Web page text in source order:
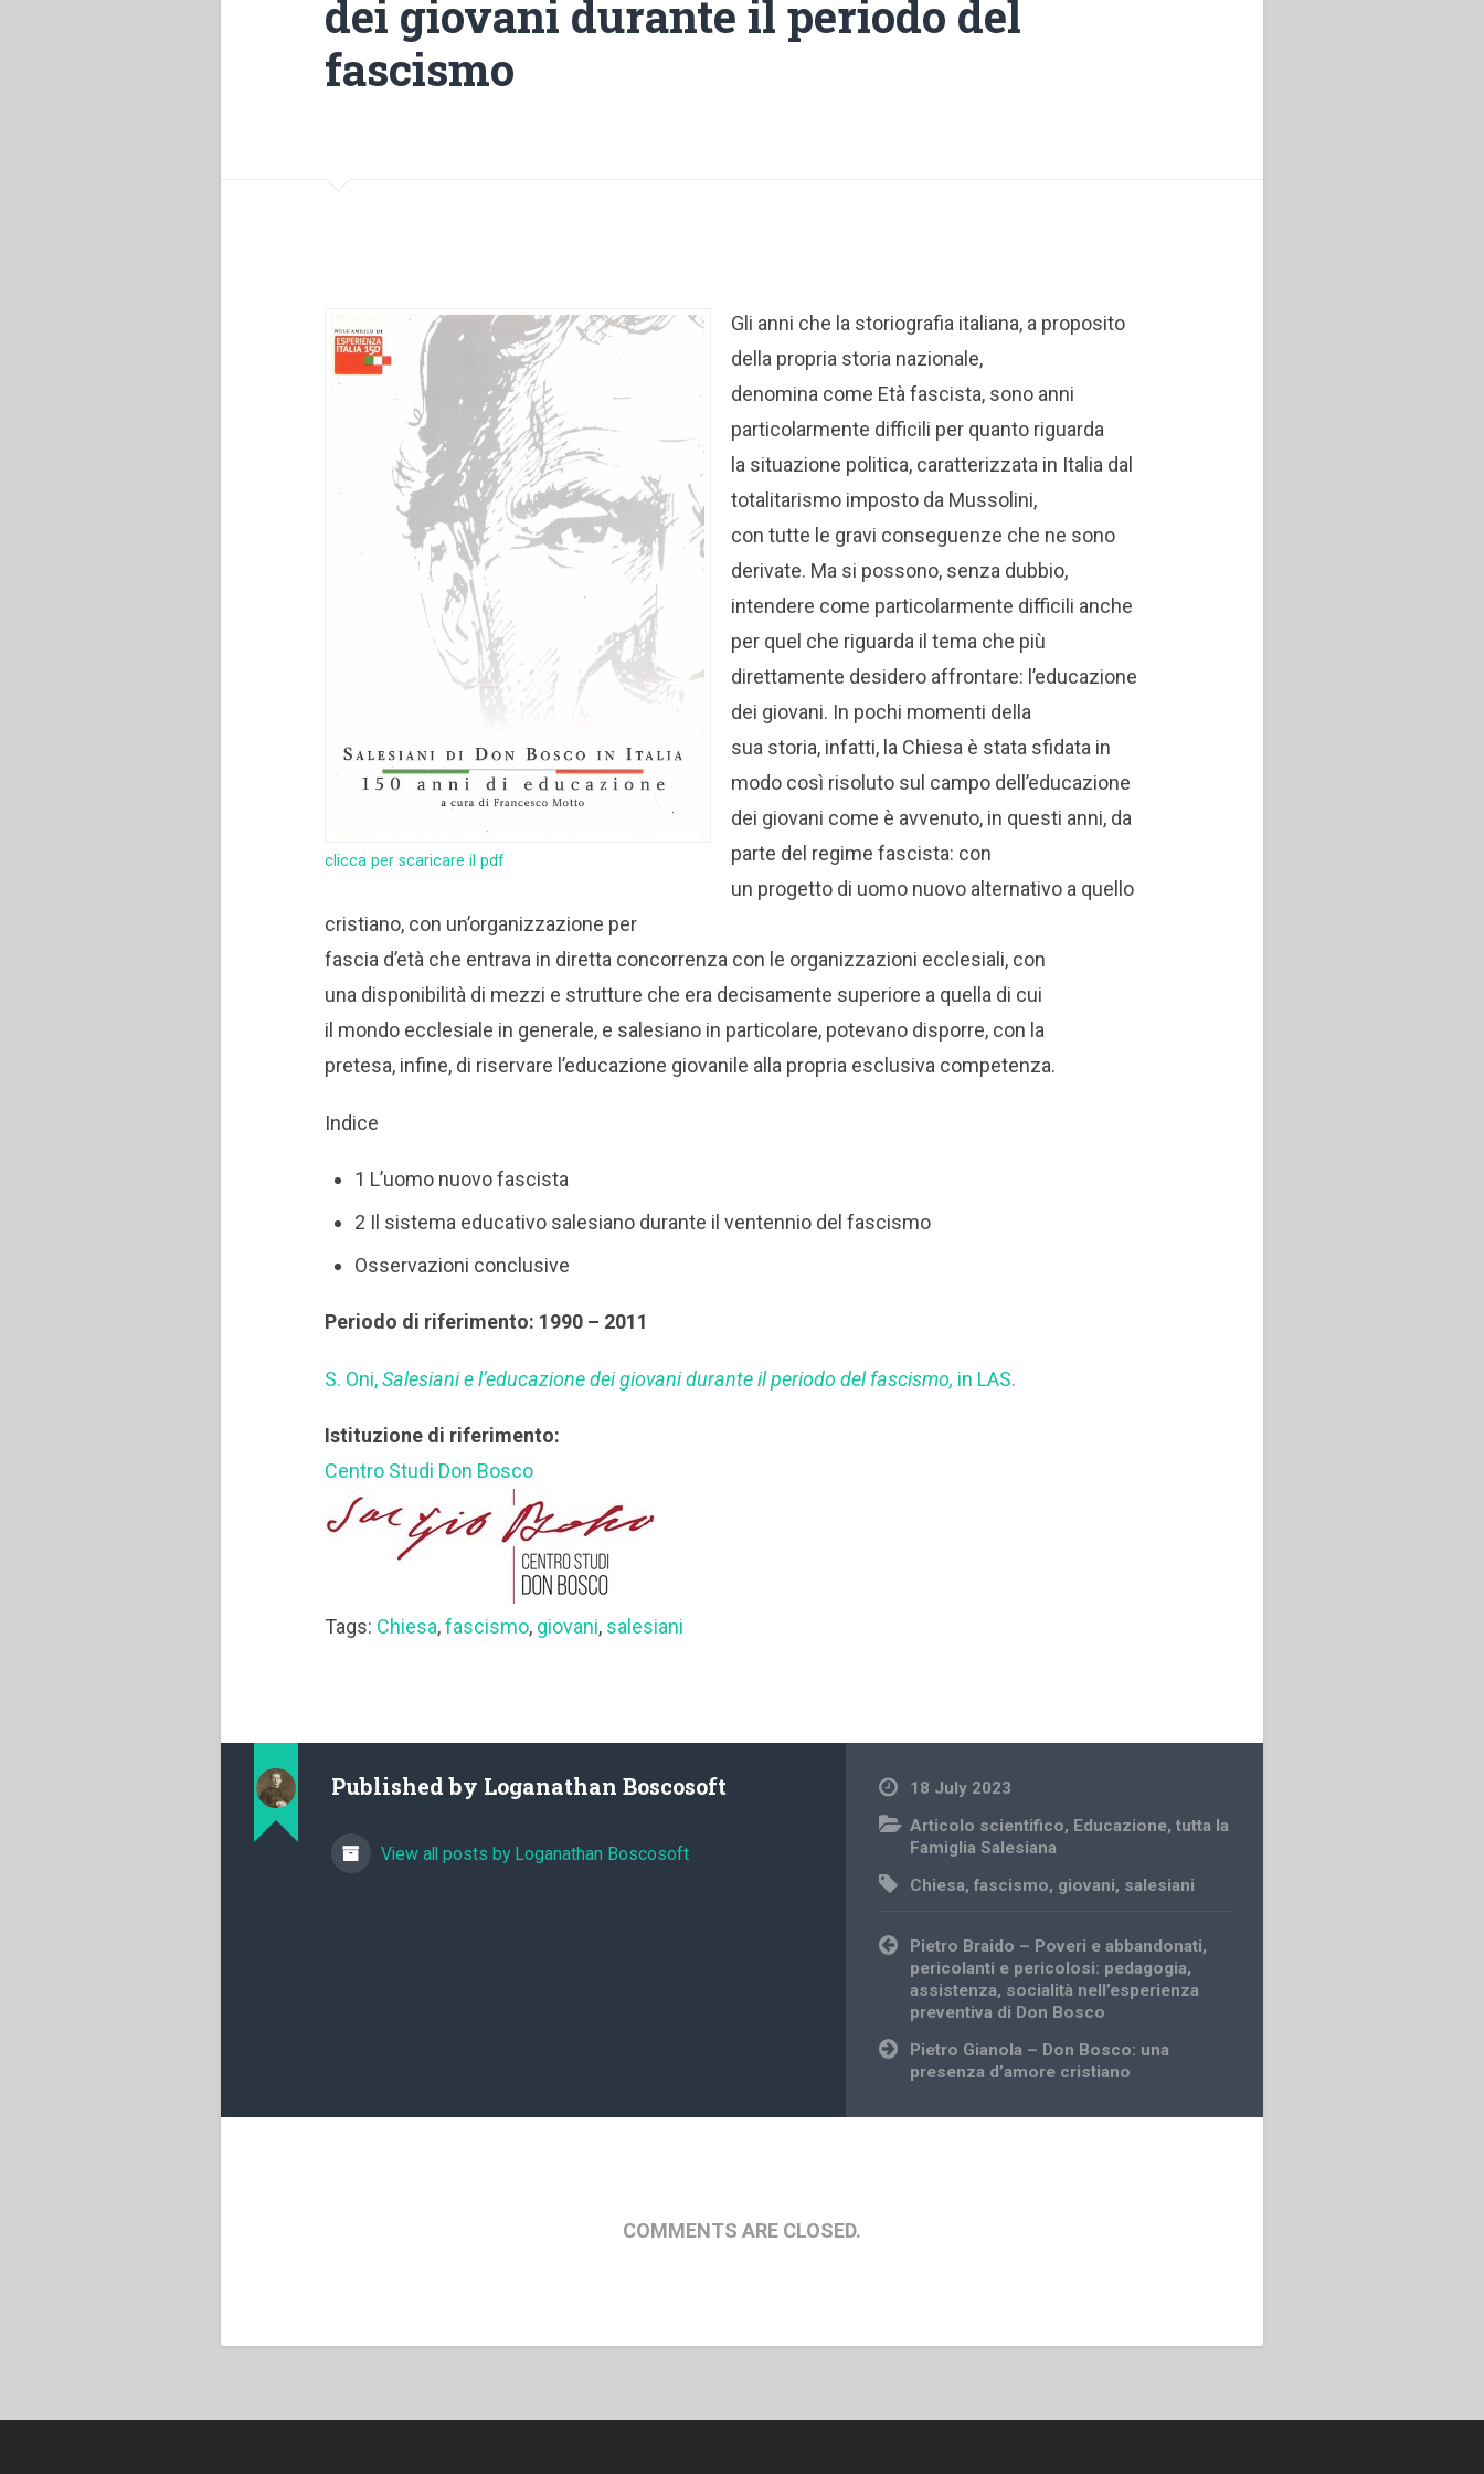
dei giovani durante il periodo del
fascismo
clicca per scaricare il pdf
Gli anni che la storiografia italiana, a proposito
della propria storia nazionale,
denomina come Età fascista, sono anni
particolarmente difficili per quanto riguarda
la situazione politica, caratterizzata in Italia dal
totalitarismo imposto da Mussolini,
con tutte le gravi conseguenze che ne sono
derivate. Ma si possono, senza dubbio,
intendere come particolarmente difficili anche
per quel che riguarda il tema che più
direttamente desidero affrontare: l’educazione
dei giovani. In pochi momenti della
sua storia, infatti, la Chiesa è stata sfidata in
modo così risoluto sul campo dell’educazione
dei giovani come è avvenuto, in questi anni, da
parte del regime fascista: con
un progetto di uomo nuovo alternativo a quello
cristiano, con un’organizzazione per
fascia d’età che entrava in diretta concorrenza con le organizzazioni ecclesiali, con
una disponibilità di mezzi e strutture che era decisamente superiore a quella di cui
il mondo ecclesiale in generale, e salesiano in particolare, potevano disporre, con la
pretesa, infine, di riservare l’educazione giovanile alla propria esclusiva competenza.
Indice
1 L’uomo nuovo fascista
2 Il sistema educativo salesiano durante il ventennio del fascismo
Osservazioni conclusive
Periodo di riferimento: 1990 – 2011
S. Oni,Salesiani e l’educazione dei giovani durante il periodo del fascismo, in LAS.
Istituzione di riferimento:
Centro Studi Don Bosco
Tags: Chiesa,fascismo, giovani, salesiani
Published by Loganathan Boscosoft
View all posts by Loganathan Boscosoft
18 July 2023
Articolo scientifico, Educazione,tutta la
Famiglia Salesiana
Chiesa,fascismo, giovani, salesiani
Post
navigation
Pietro Braido – Poveri e abbandonati,
pericolanti e pericolosi: pedagogia,
assistenza, socialità nell’esperienza
preventiva di Don Bosco
Pietro Gianola – Don Bosco: una
presenza d’amore cristiano
COMMENTS ARE CLOSED.